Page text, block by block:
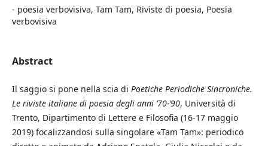
- poesia verbovisiva, Tam Tam, Riviste di poesia, Poesia
verbovisiva
Abstract
Il saggio si pone nella scia di Poetiche Periodiche Sincroniche.
Le riviste italiane di poesia degli anni ’70-’90, Università di
Trento, Dipartimento di Lettere e Filosofia (16-17 maggio
2019) focalizzandosi sulla singolare «Tam Tam»: periodico